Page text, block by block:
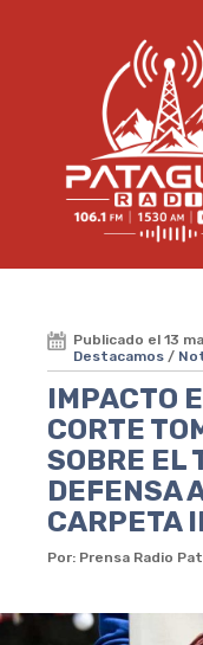
Publicado el 13
Destacamos /
IMPACTO
CORTE
SOBRE EL
DEFENSA
CARPETA
Por: Prensa Radio